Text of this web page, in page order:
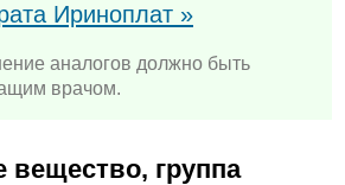
Ириноплат »
аналогов должно быть
врачом.
группа